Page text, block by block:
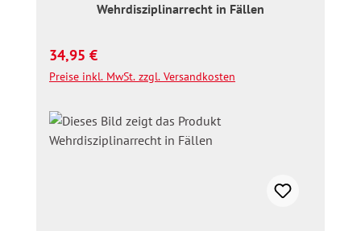
Wehrdisziplinarrecht in Fällen
Regulärer Preis:
34,95 €
Preise inkl. MwSt. zzgl. Versandkosten